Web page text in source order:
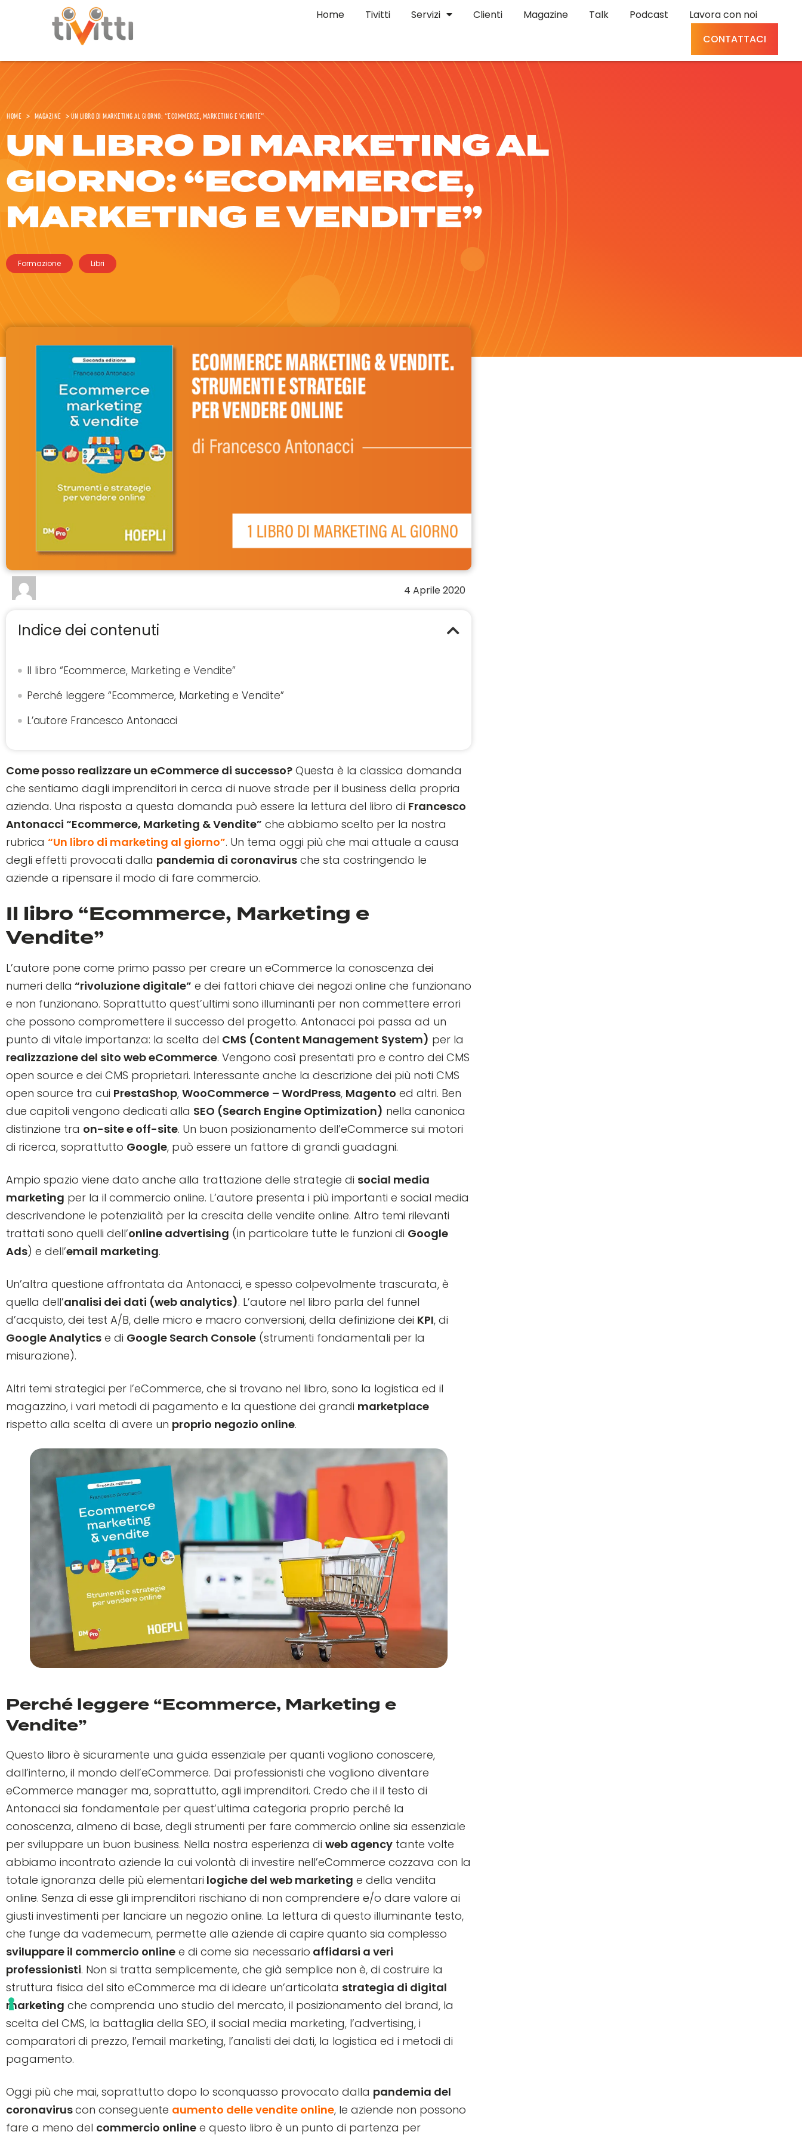
Home Tivitti Servizi Clienti Magazine Talk Podcast
Lavora con noi
CONTATTACI
Home > Magazine >Un libro di marketing al giorno: “Ecommerce, Marketing e Vendite”
UN LIBRO DI MARKETING AL
GIORNO: “ECOMMERCE,
MARKETING E VENDITE”
Formazione Libri
4 Aprile 2020
Indice dei contenuti
Il libro “Ecommerce, Marketing e Vendite”
Perché leggere “Ecommerce, Marketing e Vendite”
L’autore Francesco Antonacci
Come posso realizzare un eCommerce di successo? Questa è la classica domanda
che sentiamo dagli imprenditori in cerca di nuove strade per il business della propria
azienda. Una risposta a questa domanda può essere la lettura del libro di Francesco
Antonacci “Ecommerce, Marketing & Vendite” che abbiamo scelto per la nostra
rubrica “Un libro di marketing al giorno”. Un tema oggi più che mai attuale a causa
degli effetti provocati dalla pandemia di coronavirus che sta costringendo le
aziende a ripensare il modo di fare commercio.
Il libro “Ecommerce, Marketing e
Vendite”
L’autore pone come primo passo per creare un eCommerce la conoscenza dei
numeri della “rivoluzione digitale” e dei fattori chiave dei negozi online che funzionano
e non funzionano. Soprattutto quest’ultimi sono illuminanti per non commettere errori
che possono compromettere il successo del progetto. Antonacci poi passa ad un
punto di vitale importanza: la scelta del CMS (Content Management System) per la
realizzazione del sito web eCommerce. Vengono così presentati pro e contro dei CMS
open source e dei CMS proprietari. Interessante anche la descrizione dei più noti CMS
open source tra cui PrestaShop, WooCommerce – WordPress, Magento ed altri. Ben
due capitoli vengono dedicati alla SEO (Search Engine Optimization) nella canonica
distinzione tra on-site e off-site. Un buon posizionamento dell’eCommerce sui motori
di ricerca, soprattutto Google, può essere un fattore di grandi guadagni.
Ampio spazio viene dato anche alla trattazione delle strategie di social media
marketing per la il commercio online. L’autore presenta i più importanti e social media
descrivendone le potenzialità per la crescita delle vendite online. Altro temi rilevanti
trattati sono quelli dell’online advertising (in particolare tutte le funzioni di Google
Ads) e dell’email marketing.
Un’altra questione affrontata da Antonacci, e spesso colpevolmente trascurata, è
quella dell’analisi dei dati (web analytics). L’autore nel libro parla del funnel
d’acquisto, dei test A/B, delle micro e macro conversioni, della definizione dei KPI, di
Google Analytics e di Google Search Console (strumenti fondamentali per la
misurazione).
Altri temi strategici per l’eCommerce, che si trovano nel libro, sono la logistica ed il
magazzino, i vari metodi di pagamento e la questione dei grandi marketplace
rispetto alla scelta di avere un proprio negozio online.
Perché leggere “Ecommerce, Marketing e
Vendite”
Questo libro è sicuramente una guida essenziale per quanti vogliono conoscere,
dall’interno, il mondo dell’eCommerce. Dai professionisti che vogliono diventare
eCommerce manager ma, soprattutto, agli imprenditori. Credo che il il testo di
Antonacci sia fondamentale per quest’ultima categoria proprio perché la
conoscenza, almeno di base, degli strumenti per fare commercio online sia essenziale
per sviluppare un buon business. Nella nostra esperienza di web agency tante volte
abbiamo incontrato aziende la cui volontà di investire nell’eCommerce cozzava con la
totale ignoranza delle più elementari logiche del web marketing e della vendita
online. Senza di esse gli imprenditori rischiano di non comprendere e/o dare valore ai
giusti investimenti per lanciare un negozio online. La lettura di questo illuminante testo,
che funge da vademecum, permette alle aziende di capire quanto sia complesso
sviluppare il commercio online e di come sia necessario affidarsi a veri
professionisti. Non si tratta semplicemente, che già semplice non è, di costruire la
struttura fisica del sito eCommerce ma di ideare un’articolata strategia di digital
marketing che comprenda uno studio del mercato, il posizionamento del brand, la
scelta del CMS, la battaglia della SEO, il social media marketing, l’advertising, i
comparatori di prezzo, l’email marketing, l’analisti dei dati, la logistica ed i metodi di
pagamento.
Oggi più che mai, soprattutto dopo lo sconquasso provocato dalla pandemia del
coronaviruscon conseguente aumento delle vendite online, le aziende non possono
fare a meno del commercio online e questo libro è un punto di partenza per